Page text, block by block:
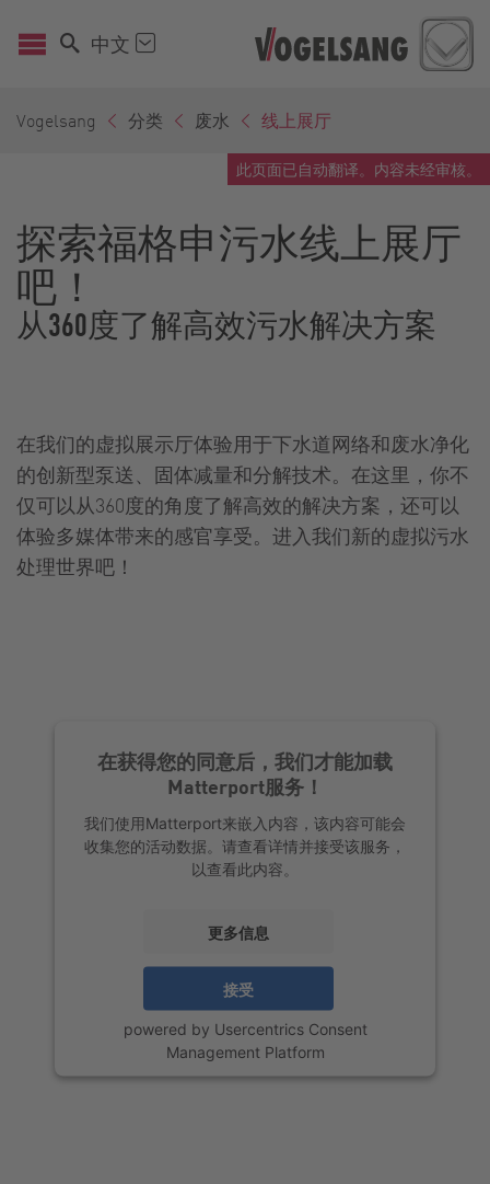
中文
Vogelsang 分类 废水 线上展厅
此页面已自动翻译。内容未经审核。
探索福格申污水线上展厅
吧！
从360度了解高效污水解决方案
在我们的虚拟展示厅体验用于下水道网络和废水净化
的创新型泵送、固体减量和分解技术。在这里，你不
仅可以从360度的角度了解高效的解决方案，还可以
体验多媒体带来的感官享受。进入我们新的虚拟污水
处理世界吧！
在获得您的同意后，我们才能加载
Matterport服务！
我们使用Matterport来嵌入内容，该内容可能会
收集您的活动数据。请查看详情并接受该服务，
以查看此内容。
更多信息
接受
powered by Usercentrics Consent
Management Platform